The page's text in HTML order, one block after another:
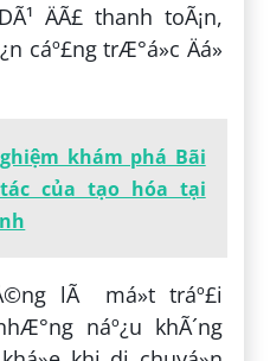
ÄÃ£ thanh toÃ¡n,
cáº£ng trÆ°á»c Äá»
khám phá Bãi
của tạo hóa tại
lÃ má»t tráº£i
náº¿u khÃ´ng